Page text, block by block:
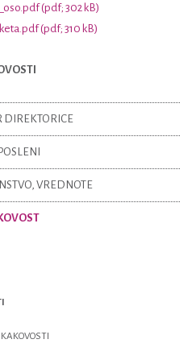
(pdf; 302 kB)
(pdf; 310 kB)
DIREKTORICE
VREDNOTE